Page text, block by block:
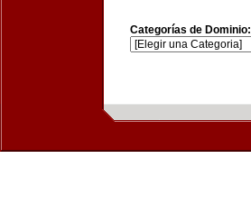
Categorías de Dominio: